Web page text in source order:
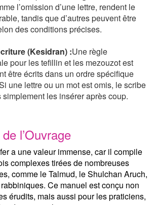
l’omission d’une lettre, rendent le
tandis que d’autres peuvent être
des conditions précises.
(Kesidran) :Une règle
pour les tefillin et les mezouzot est
être écrits dans un ordre spécifique
une lettre ou un mot est omis, le scribe
simplement les insérer après coup.
l’Ouvrage
a une valeur immense, car il compile
complexes tirées de nombreuses
comme le Talmud, le Shulchan Aruch,
Ce manuel est conçu non
érudits, mais aussi pour les praticiens,